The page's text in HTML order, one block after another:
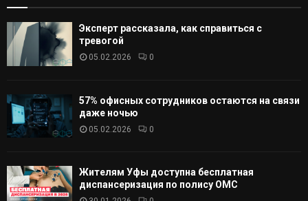
Эксперт рассказала, как справиться с
тревогой
05.02.2026 0
57% офисных сотрудников остаются на связи
даже ночью
05.02.2026 0
Жителям Уфы доступна бесплатная
диспансеризация по полису ОМС